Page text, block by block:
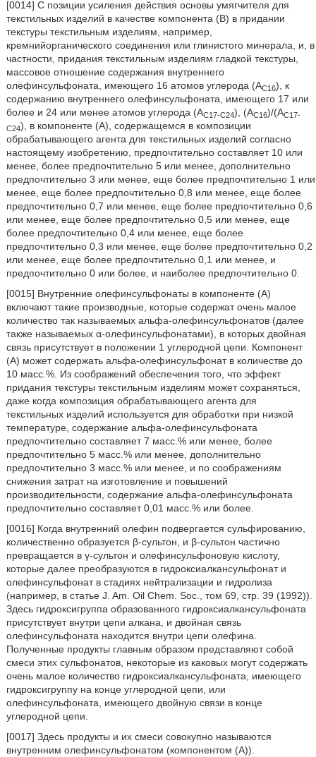
[0014] С позиции усиления действия основы умягчителя для
текстильных изделий в качестве компонента (В) в придании
текстуры текстильным изделиям, например,
кремнийорганического соединения или глинистого минерала, и, в
частности, придания текстильным изделиям гладкой текстуры,
массовое отношение содержания внутреннего
олефинсульфоната, имеющего 16 атомов углерода (АС16), к
содержанию внутреннего олефинсульфоната, имеющего 17 или
более и 24 или менее атомов углерода (АС17-С24), (АС16)/(АС17-
С24), в компоненте (А), содержащемся в композиции
обрабатывающего агента для текстильных изделий согласно
настоящему изобретению, предпочтительно составляет 10 или
менее, более предпочтительно 5 или менее, дополнительно
предпочтительно 3 или менее, еще более предпочтительно 1 или
менее, еще более предпочтительно 0,8 или менее, еще более
предпочтительно 0,7 или менее, еще более предпочтительно 0,6
или менее, еще более предпочтительно 0,5 или менее, еще
более предпочтительно 0,4 или менее, еще более
предпочтительно 0,3 или менее, еще более предпочтительно 0,2
или менее, еще более предпочтительно 0,1 или менее, и
предпочтительно 0 или более, и наиболее предпочтительно 0.
[0015] Внутренние олефинсульфонаты в компоненте (А)
включают такие производные, которые содержат очень малое
количество так называемых альфа-олефинсульфонатов (далее
также называемых α-олефинсульфонатами), в которых двойная
связь присутствует в положении 1 углеродной цепи. Компонент
(А) может содержать альфа-олефинсульфонат в количестве до
10 масс.%. Из соображений обеспечения того, что эффект
придания текстуры текстильным изделиям может сохраняться,
даже когда композиция обрабатывающего агента для
текстильных изделий используется для обработки при низкой
температуре, содержание альфа-олефинсульфоната
предпочтительно составляет 7 масс.% или менее, более
предпочтительно 5 масс.% или менее, дополнительно
предпочтительно 3 масс.% или менее, и по соображениям
снижения затрат на изготовление и повышений
производительности, содержание альфа-олефинсульфоната
предпочтительно составляет 0,01 масс.% или более.
[0016] Когда внутренний олефин подвергается сульфированию,
количественно образуется β-сультон, и β-сультон частично
превращается в γ-сультон и олефинсульфоновую кислоту,
которые далее преобразуются в гидроксиалкансульфонат и
олефинсульфонат в стадиях нейтрализации и гидролиза
(например, в статье J. Am. Oil Chem. Soc., том 69, стр. 39 (1992)).
Здесь гидроксигруппа образованного гидроксиалкансульфоната
присутствует внутри цепи алкана, и двойная связь
олефинсульфоната находится внутри цепи олефина.
Полученные продукты главным образом представляют собой
смеси этих сульфонатов, некоторые из каковых могут содержать
очень малое количество гидроксиалкансульфоната, имеющего
гидроксигруппу на конце углеродной цепи, или
олефинсульфоната, имеющего двойную связи в конце
углеродной цепи.
[0017] Здесь продукты и их смеси совокупно называются
внутренним олефинсульфонатом (компонентом (А)).